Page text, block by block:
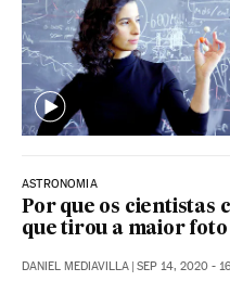
ASTRONOMIA
Por que os cientistas
que tirou a maior
DANIEL MEDIAVILLA | SEP 14, 2020 -